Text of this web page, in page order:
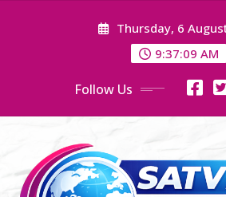
Thursday, 6
9:37:09 AM
Follow Us